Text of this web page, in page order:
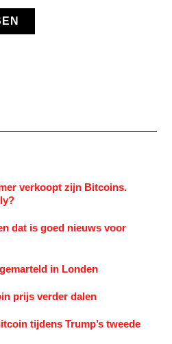
verkoopt zijn Bitcoins.
dat is goed nieuws voor
in Londen
prijs verder dalen
tijdens Trump’s tweede